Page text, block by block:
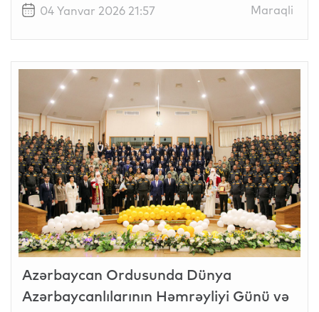
04 Yanvar 2026 21:57 Maraqli
Azərbaycan Ordusunda Dünya
Azərbaycanlılarının Həmrəyliyi Günü və